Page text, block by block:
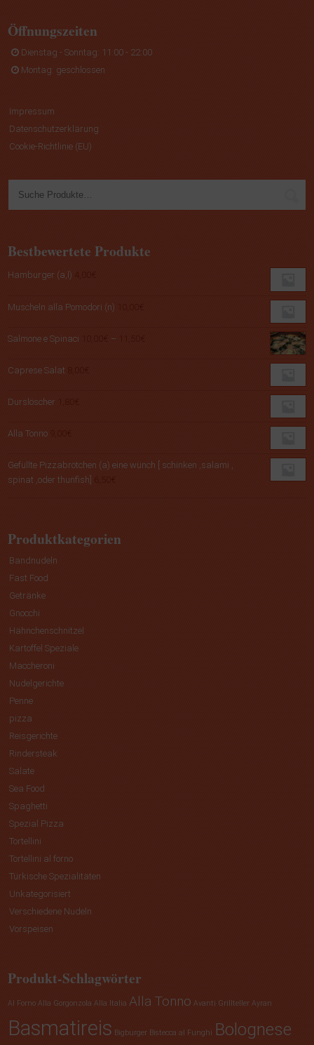
Öffnungszeiten
Dienstag - Sonntag: 11:00 - 22:00
Montag: geschlossen
Impressum
Datenschutzerklärung
Cookie-Richtlinie (EU)
Bestbewertete Produkte
Hamburger (a,l)
Muscheln alla Pomodori (n)
Salmone e Spinaci –
Caprese Salat
Durslöscher
Alla Tonno
Gefüllte Pizzabrötchen (a) eine wünch [ schinken ,salami ,
spinat ,oder thunfish]
Produktkategorien
Bandnudeln
Fast Food
Getränke
Gnocchi
Hähnchenschnitzel
Kartoffel Speziale
Maccheroni
Nudelgerichte
Penne
pizza
Reisgerichte
Rindersteak
Salate
Sea Food
Spaghetti
Spezial Pizza
Tortellini
Tortellini al forno
Türkische Spezialitäten
Unkategorisiert
Verschiedene Nudeln
Vorspeisen
Produkt-Schlagwörter
Al Forno Alla Gorgonzola Alla Italia Alla Tonno Avanti Grillteller Ayran
Basmatireis Bigburger Bistecca al Funghi Bolognese